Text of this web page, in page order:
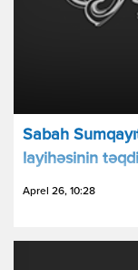
Sabah
layihəsinin
Aprel 26, 10:28